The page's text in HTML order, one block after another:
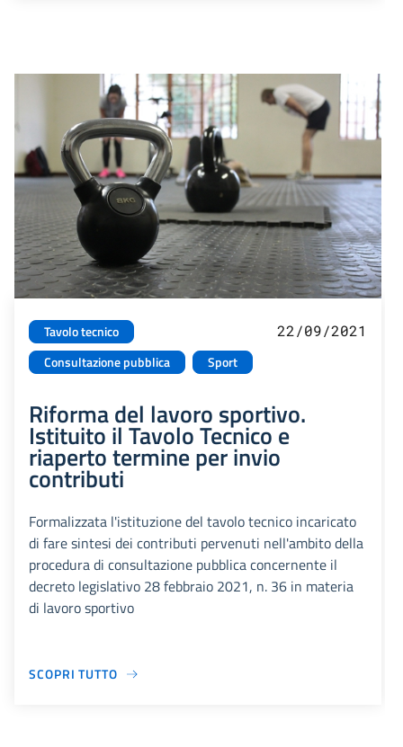
Tavolo tecnico
Consultazione pubblica
Sport
22/09/2021
Riforma del lavoro sportivo.
Istituito il Tavolo Tecnico e
riaperto termine per invio
contributi
Formalizzata l'istituzione del tavolo tecnico incaricato
di fare sintesi dei contributi pervenuti nell'ambito della
procedura di consultazione pubblica concernente il
decreto legislativo 28 febbraio 2021, n. 36 in materia
di lavoro sportivo
SCOPRI TUTTO